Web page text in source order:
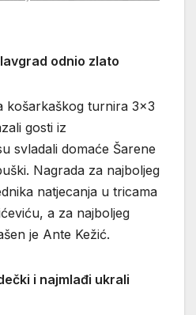
odnio zlato
košarkaškog turnira 3×3
gosti iz
svladali domaće Šarene
Nagrada za najboljeg
natjecanja u tricama
a za najboljeg
je Ante Kežić.
i najmlađi ukrali